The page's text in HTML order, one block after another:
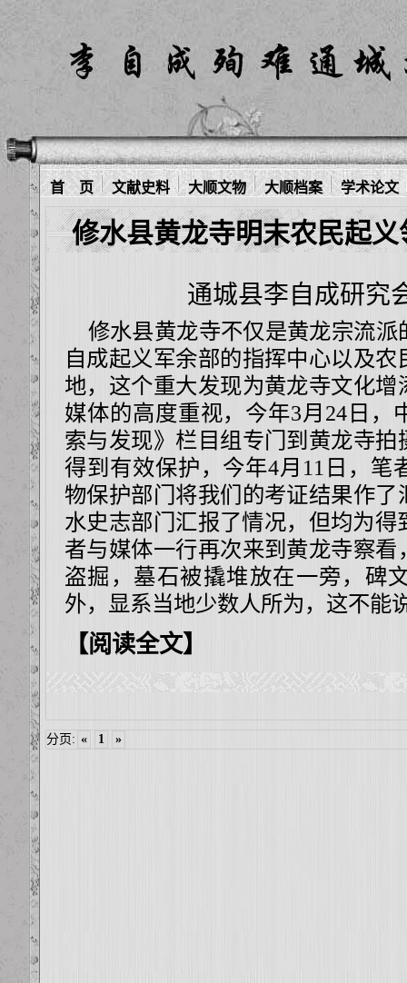
首 页 文献史料 大顺文物 大顺档案 学术论文
修水县黄龙寺明末农民起
通城县李自成研究
修水县黄龙寺不仅是黄龙宗流派
自成起义军余部的指挥中心以及
地，这个重大发现为黄龙寺文化
媒体的高度重视，今年3月 24 日，
索与发现》栏目组专门到黄龙寺
得到有效保护，今年4月 11 日，笔
物保护部门将我们的考证结果作
水史志部门汇报了情况，但均为得
者与媒体一行再次来到黄龙寺察
盗掘，墓石被撬堆放在一旁，碑
外，显系当地少数人所为，这不能
【阅读全文】
分页: « 1 »